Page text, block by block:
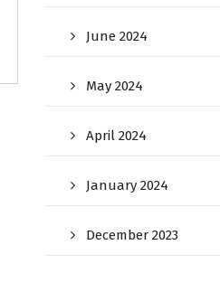
June 2024
May 2024
April 2024
January 2024
December 2023